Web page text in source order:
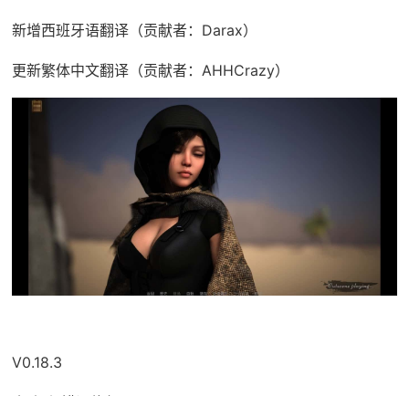
新增西班牙语翻译（贡献者：Darax）
更新繁体中文翻译（贡献者：AHHCrazy）
V0.18.3